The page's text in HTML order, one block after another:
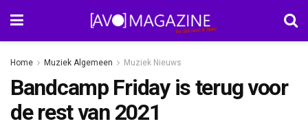
Home Muziek Algemeen Muziek Nieuws
Bandcamp Friday is terug voor
de rest van 2021